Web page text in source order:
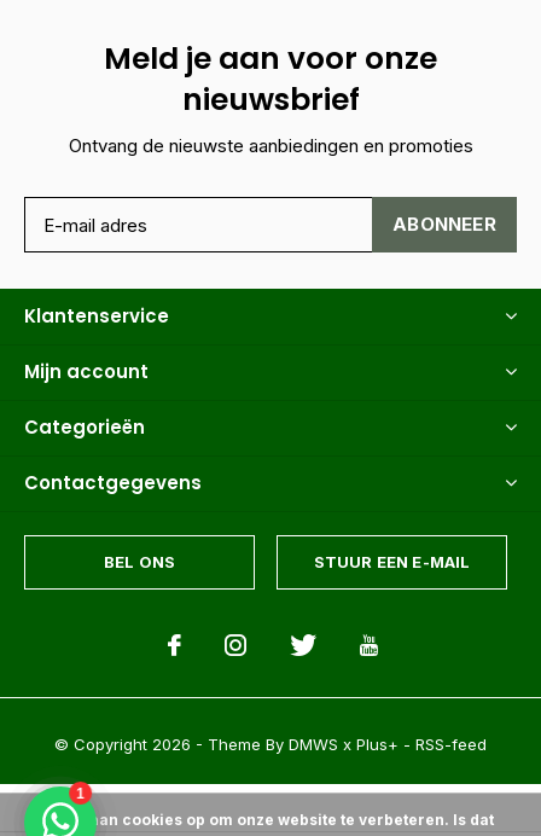
Meld je aan voor onze
nieuwsbrief
Ontvang de nieuwste aanbiedingen en promoties
ABONNEER
Klantenservice
Mijn account
Categorieën
Contactgegevens
BEL ONS STUUR EEN E-MAIL
© Copyright 2026 - Theme By DMWS x Plus+ - RSS-feed
Wij slaan cookies op om onze website te verbeteren. Is dat